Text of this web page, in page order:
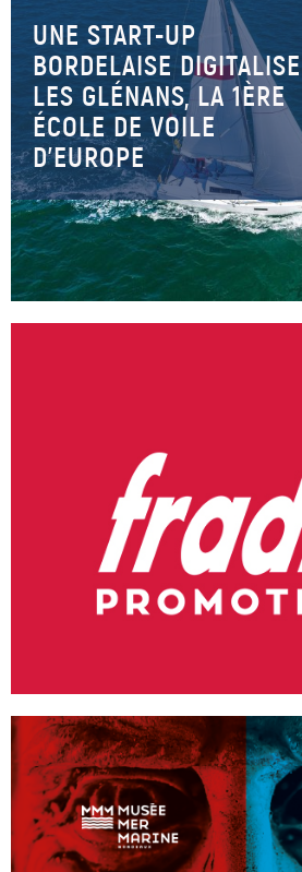
UNE START-UP
BORDELAISE DIGITALISE
LES GLÉNANS, LA 1ÈRE
ÉCOLE DE VOILE
D’EUROPE